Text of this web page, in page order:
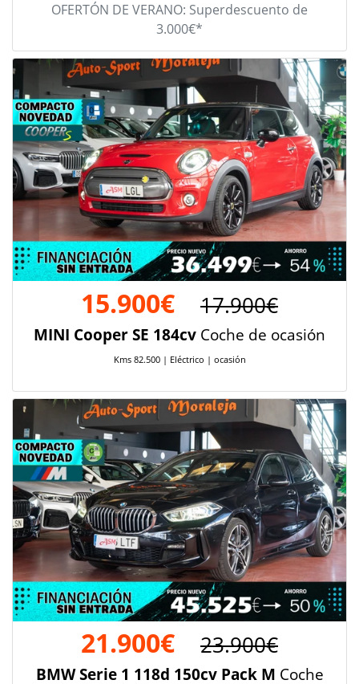
OFERTÓN DE VERANO: Superdescuento de
3.000€*
15.900€ 17.900€
MINI Cooper SE 184cv Coche de ocasión
Kms 82.500 | Eléctrico | ocasión
21.900€ 23.900€
BMW Serie 1 118d 150cv Pack M Coche